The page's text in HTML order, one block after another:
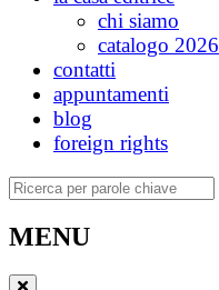
chi siamo
catalogo 2026
contatti
appuntamenti
blog
foreign rights
Ricerca
MENU